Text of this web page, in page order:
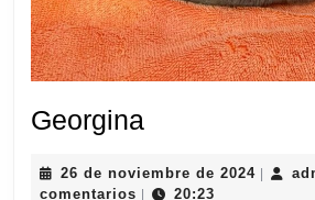
Georgina
26 de noviembre de 202426|
comentarios | 20:23